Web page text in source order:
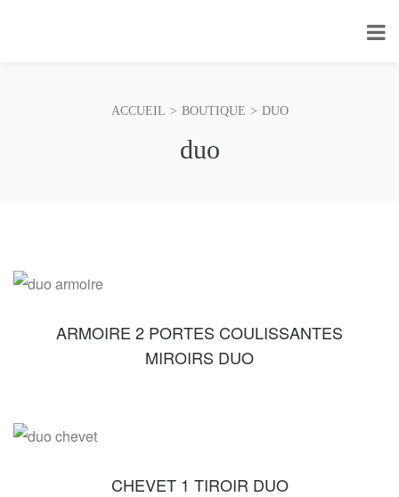
ACCUEIL > BOUTIQUE > DUO
duo
ARMOIRE 2 PORTES COULISSANTES
MIROIRS DUO
CHEVET 1 TIROIR DUO